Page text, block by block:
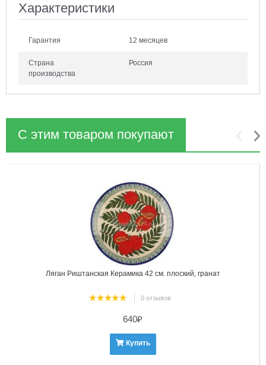
Характеристики
Гарантия 12 месяцев
Страна
производства
Россия
С этим товаром покупают
Ляган Риштанская Керамика 42 см. плоский, гранат
0 отзывов
640₽
Купить